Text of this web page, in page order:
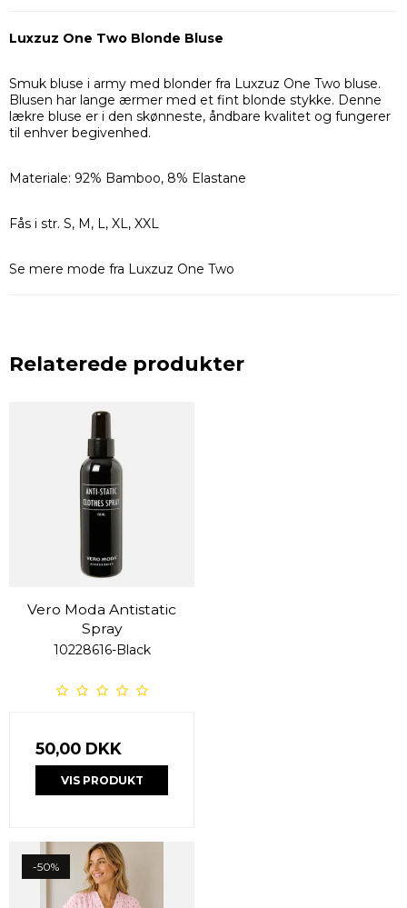
Luxzuz One Two Blonde Bluse
Smuk bluse i army med blonder fra Luxzuz One Two bluse.
Blusen har lange ærmer med et fint blonde stykke. Denne
lækre bluse er i den skønneste, åndbare kvalitet og fungerer
til enhver begivenhed.
Materiale: 92% Bamboo, 8% Elastane
Fås i str. S, M, L, XL, XXL
Se mere mode fra Luxzuz One Two
Relaterede produkter
Vero Moda Antistatic
Spray
10228616-Black
50,00 DKK
VIS PRODUKT
-50%